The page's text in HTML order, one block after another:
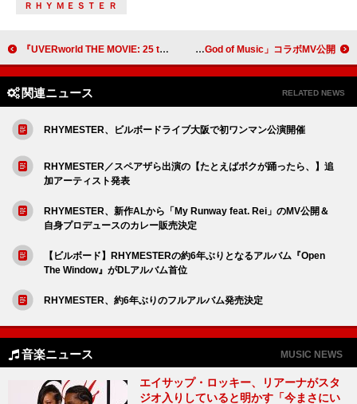
ＲＨＹＭＥＳＴＥＲ
『UVERworld THE MOVIE: 25 to EPIPHANY』メイキング映像の第1弾＆場面写真が解禁 SEVENTEEN×スマーフによる「God of Music」コラボMV公開
関連ニュース RELATED NEWS
RHYMESTER、ビルボードライブ大阪で初ワンマン公演開催
RHYMESTER／スペアザら出演の【たとえばボクが踊ったら、】追
加アーティスト発表
RHYMESTER、新作ALから「My Runway feat. Rei」のMV公開＆
自身プロデュースのカレー販売決定
【ビルボード】RHYMESTERの約6年ぶりとなるアルバム『Open
The Window』がDLアルバム首位
RHYMESTER、約6年ぶりのフルアルバム発売決定
音楽ニュース MUSIC NEWS
エイサップ・ロッキー、リアーナがスタ
ジオ入りしていると明かす「今まさにい